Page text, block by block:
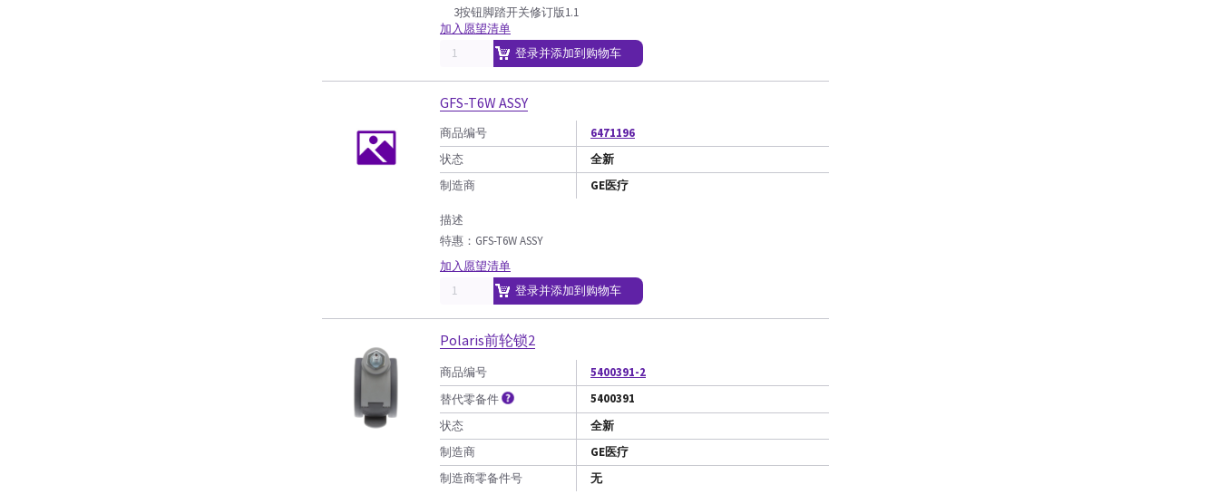
3按钮脚踏开关修订版1.1
加入愿望清单
登录并添加到购物车
GFS-T6W ASSY
商品编号
6471196
状态
全新
制造商
GE医疗
描述
特惠：GFS-T6W ASSY
加入愿望清单
登录并添加到购物车
Polaris前轮锁2
商品编号
5400391-2
替代零备件
5400391
状态
全新
制造商
GE医疗
制造商零备件号
无